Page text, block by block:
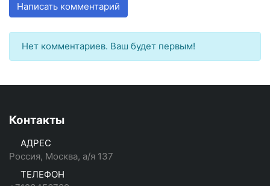
Написать комментарий
Нет комментариев. Ваш будет первым!
Контакты
АДРЕС
Россия, Москва, а/я 137
ТЕЛЕФОН